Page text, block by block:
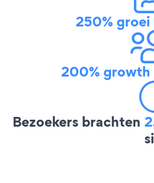
250% groei
200% growth
Bezoekers brachten